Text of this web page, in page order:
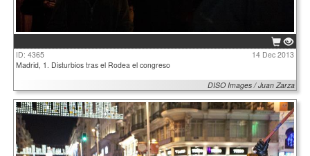
ID: 4365
14 Dec 2013
Madrid, 1. Disturbios tras el Rodea el congreso
DISO Images / Juan Zarza